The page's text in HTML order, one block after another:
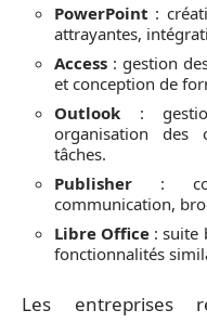
PowerPoint :
attrayantes,
Access : gestion
et conception de
Outlook :
organisation des
tâches.
Publisher :
communication,
Libre Office : suite
fonctionnalités
Les entreprises